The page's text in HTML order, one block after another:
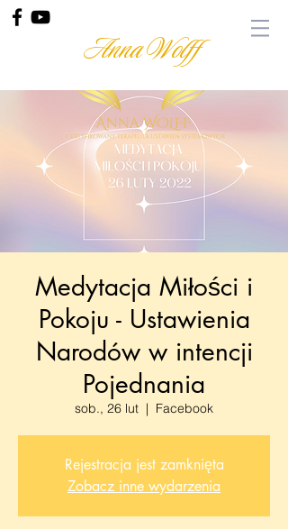
Anna Wolff
Medytacja Miłości i
Pokoju - Ustawienia
Narodów w intencji
Pojednania
sob., 26 lut
  |
Facebook
Rejestracja jest zamknięta
Zobacz inne wydarzenia